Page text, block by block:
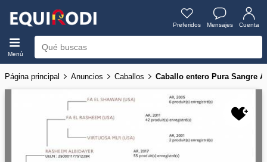
Preferidos Mensajes Cuenta
Menú
Página principal Anuncios Caballos Caballo entero Pura Sangre